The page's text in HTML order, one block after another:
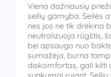
Viena dažniausių
seilių gamyba. Seilės
nes jos ne tik drėkina
neutralizuoja rūgštis,
bei apsaugo nuo
sumažėja, burna
diskomfortas, gali kilti
sunkumai ryjant.